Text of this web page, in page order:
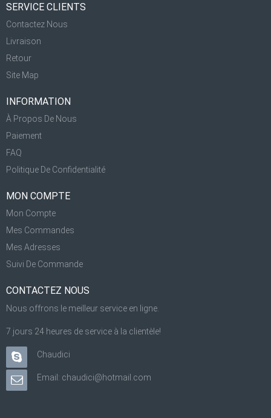
SERVICE CLIENTS
Contactez Nous
Livraison
Retour
Site Map
INFORMATION
À Propos De Nous
Paiement
FAQ
Politique De Confidentialité
MON COMPTE
Mon Compte
Mes Commandes
Mes Adresses
Suivi De Commande
CONTACTEZ NOUS
Nous offrons le meilleur service en ligne.
7 jours 24 heures de service à la clientèle!
Chaudici
Email: chaudici@hotmail.com